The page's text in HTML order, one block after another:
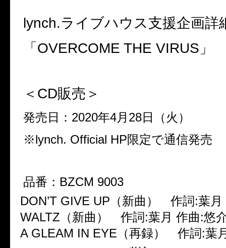
lynch.ライブハウス支援企画詳
「 OVERCOME THE VIRUS 」
＜ CD販売＞
発売日： 2020年4月 28日（火）
※lynch. Official HP限定で通信発売
品番： BZCM 9003
DON’T GIVE UP （新曲） 作詞:葉月
WALTZ （新曲） 作詞:葉月 作曲:悠
A GLEAM IN EYE （再録） 作詞:葉